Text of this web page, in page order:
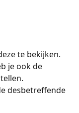
te bekijken.
je ook de
desbetreffende